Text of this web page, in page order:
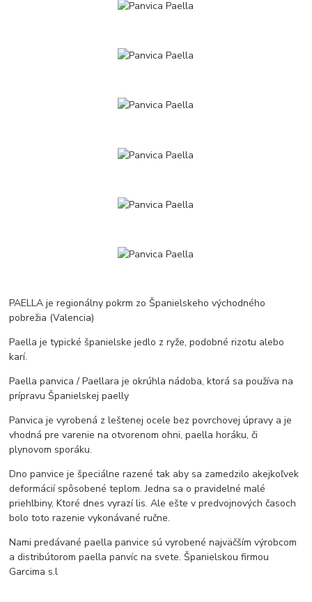
PAELLA je regionálny pokrm zo Španielskeho východného
pobrežia (Valencia)
Paella je typické španielske jedlo z ryže, podobné rizotu alebo
karí.
Paella panvica / Paellara je okrúhla nádoba, ktorá sa používa na
prípravu Španielskej paelly
Panvica je vyrobená z leštenej ocele bez povrchovej úpravy a je
vhodná pre varenie na otvorenom ohni, paella horáku, či
plynovom sporáku.
Dno panvice je špeciálne razené tak aby sa zamedzilo akejkoľvek
deformácií spôsobené teplom. Jedna sa o pravidelné malé
priehlbiny, Ktoré dnes vyrazí lis. Ale ešte v predvojnových časoch
bolo toto razenie vykonávané ručne.
Nami predávané paella panvice sú vyrobené najväčším výrobcom
a distribútorom paella panvíc na svete. Španielskou firmou
Garcima s.l